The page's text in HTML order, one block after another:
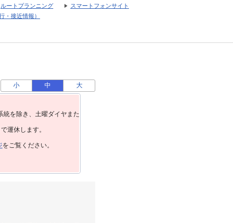
ルートプランニング
スマートフォンサイト
・接近情報）
小 中 大
を除き、⼟曜ダイヤまた
運休します。
をご覧ください。